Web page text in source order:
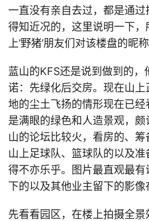
一直没有亲自去过，都是通过
得知近况的，这里说明一下，
上’野猪’朋友们对该楼盘的昵
蓝山的KFS还是说到做到的
诺：先绿化后交房。现在山
地的尘土飞扬的情形现在已
是满眼的绿色和人造景观，
山的论坛比较火，看房的、
山上足球队、篮球队的以及
得不亦乐乎。图片最直观最
下的以及其他业主留下的影像
先看看园区，在楼上拍摄全景